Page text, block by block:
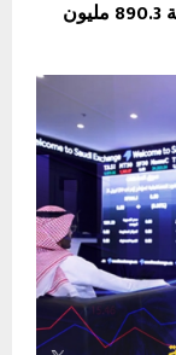
مقترح في"سالك "بتوزيع أرباح إجمالية بقيمة 890.3 مليون